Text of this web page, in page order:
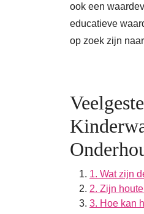
ook een
educatieve
op zoek zijn
1. Wat zijn
2. Zijn
3. Hoe kan